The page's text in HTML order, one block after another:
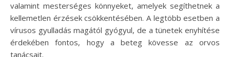
valamint mesterséges könnyeket, amelyek segíthetnek a
kellemetlen érzések csökkentésében. A legtöbb esetben a
vírusos gyulladás magától gyógyul, de a tünetek enyhítése
érdekében fontos, hogy a beteg kövesse az orvos
tanácsait.